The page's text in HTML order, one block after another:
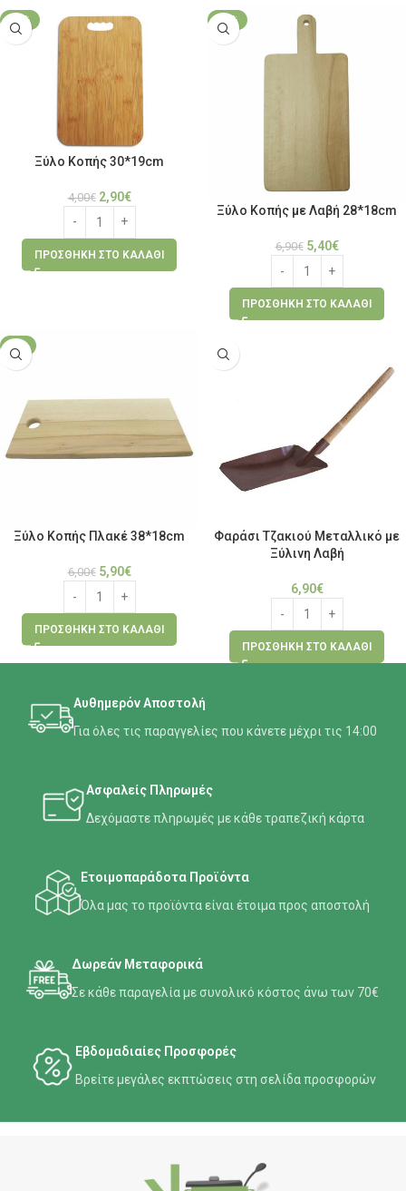
-28%
Ξύλο Κοπής 30*19cm
4,00€ 2,90€
ΠΡΟΣΘΉΚΗ ΣΤΟ ΚΑΛΆΘΙ
-22%
Ξύλο Κοπής με Λαβή 28*18cm
6,90€ 5,40€
ΠΡΟΣΘΉΚΗ ΣΤΟ ΚΑΛΆΘΙ
-2%
Ξύλο Κοπής Πλακέ 38*18cm
6,00€ 5,90€
ΠΡΟΣΘΉΚΗ ΣΤΟ ΚΑΛΆΘΙ
Φαράσι Τζακιού Μεταλλικό με
Ξύλινη Λαβή
6,90€
ΠΡΟΣΘΉΚΗ ΣΤΟ ΚΑΛΆΘΙ
Αυθημερόν Αποστολή
Για όλες τις παραγγελίες που κάνετε μέχρι τις 14:00
Ασφαλείς Πληρωμές
Δεχόμαστε πληρωμές με κάθε τραπεζική κάρτα
Ετοιμοπαράδοτα Προϊόντα
Όλα μας το προϊόντα είναι έτοιμα προς αποστολή
Δωρεάν Μεταφορικά
Σε κάθε παραγελία με συνολικό κόστος άνω των 70€
Εβδομαδιαίες Προσφορές
Βρείτε μεγάλες εκπτώσεις στη σελίδα προσφορών